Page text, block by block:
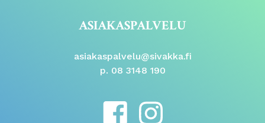
ASIAKASPALVELU
asiakaspalvelu@sivakka.fi
p. 08 3148 190